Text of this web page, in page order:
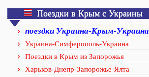
Поездки в Крым с Украины
поездки Украина-Крым-Украина
Украина-Симферополь-Украина
Поездки в Крым из Запорожья
Харьков-Днепр-Запорожье-Ялта